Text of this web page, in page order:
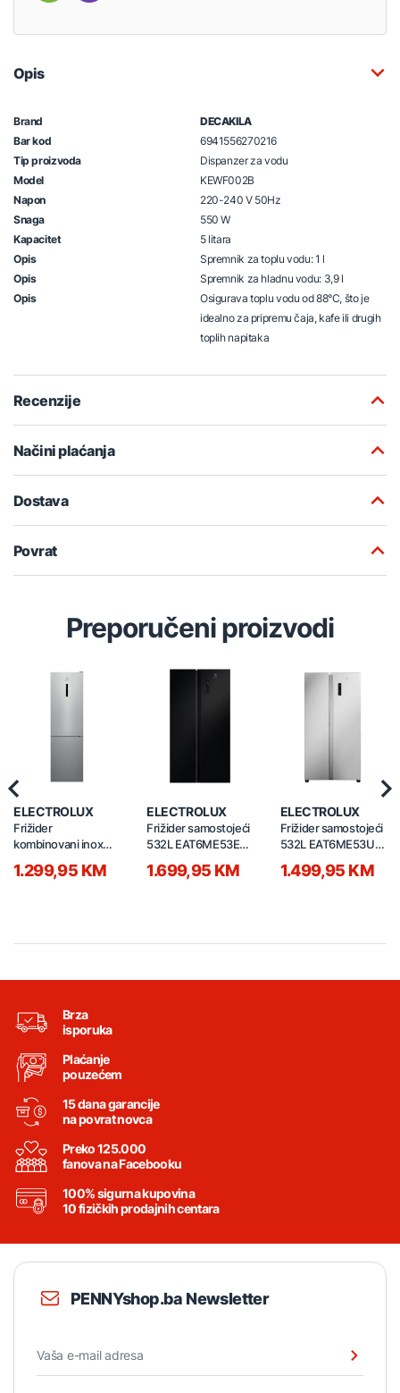
Opis
Brand
DECAKILA
Bar kod
6941556270216
Tip proizvoda
Dispanzer za vodu
Model
KEWF002B
Napon
220-240 V 50Hz
Snaga
550 W
Kapacitet
5 litara
Opis
Spremnik za toplu vodu: 1 l
Opis
Spremnik za hladnu vodu: 3,9 l
Opis
Osigurava toplu vodu od 88°C, što je
idealno za pripremu čaja, kafe ili drugih
toplih napitaka
Recenzije
Načini plaćanja
Dostava
Povrat
Preporučeni proizvodi
ELECTROLUX
Frižider
kombinovani inox
1.299,95 KM
ELECTROLUX
Frižider samostojeći
532L EAT6ME53E0
1.699,95 KM
ELECTROLUX
Frižider samostojeći
532L EAT6ME53U0
1.499,95 KM
Previous
Brza
isporuka
Plaćanje
pouzećem
15 dana garancije
na povrat novca
Preko 125.000
fanova na Facebooku
100% sigurna kupovina
10 fizičkih prodajnih centara
PENNYshop.ba Newsletter